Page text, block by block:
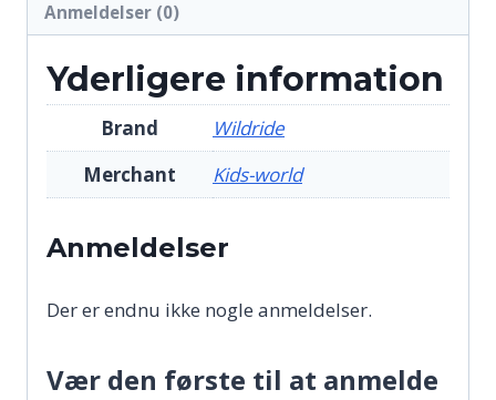
Anmeldelser (0)
Yderligere information
Brand
Wildride
Merchant
Kids-world
Anmeldelser
Der er endnu ikke nogle anmeldelser.
Vær den første til at anmelde